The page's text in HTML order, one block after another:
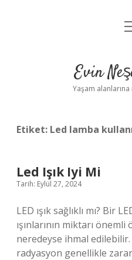
Evin
Yaşam
Etiket: Led lamba
Led Işık Iyi Mi
Tarih: Eylül 27, 2024
LED ışık sağlıklı mı? Bir
ışınlarının miktarı
neredeyse ihmal edilebilir.
radyasyon genellikle